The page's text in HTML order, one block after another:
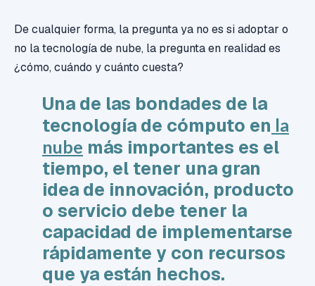
De cualquier forma, la pregunta ya no es si adoptar o
no la tecnología de nube, la pregunta en realidad es
¿cómo, cuándo y cuánto cuesta?
Una de las bondades de la
tecnología de cómputo en la
nube más importantes es el
tiempo, el tener una gran
idea de innovación, producto
o servicio debe tener la
capacidad de implementarse
rápidamente y con recursos
que ya están hechos.